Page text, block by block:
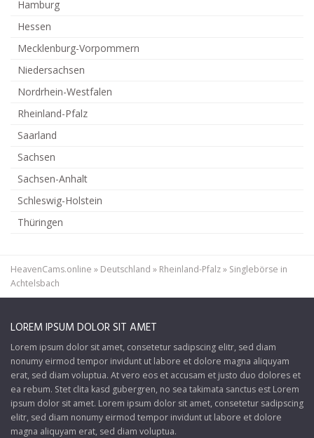
Hamburg
Hessen
Mecklenburg-Vorpommern
Niedersachsen
Nordrhein-Westfalen
Rheinland-Pfalz
Saarland
Sachsen
Sachsen-Anhalt
Schleswig-Holstein
Thüringen
HeavenCams.online » Deutschland » Rheinland-Pfalz» Singlebörse in
Achtelsbach
LOREM IPSUM DOLOR SIT AMET
Lorem ipsum dolor sit amet, consetetur sadipscing elitr, sed diam
nonumy eirmod tempor invidunt ut labore et dolore magna aliquyam
erat, sed diam voluptua. At vero eos et accusam et justo duo dolores et
ea rebum. Stet clita kasd gubergren, no sea takimata sanctus est Lorem
ipsum dolor sit amet. Lorem ipsum dolor sit amet, consetetur sadipscing
elitr, sed diam nonumy eirmod tempor invidunt ut labore et dolore
magna aliquyam erat, sed diam voluptua.